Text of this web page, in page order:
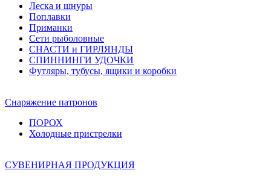
Леска и шнуры
Поплавки
Приманки
Сети рыболовные
СНАСТИ и ГИРЛЯНДЫ
СПИННИНГИ УДОЧКИ
Футляры, тубусы, ящики и коробки
Снаряжение патронов
ПОРОХ
Холодные пристрелки
СУВЕНИРНАЯ ПРОДУКЦИЯ